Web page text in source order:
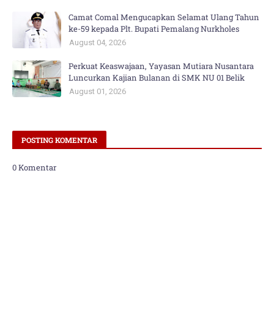
Camat Comal Mengucapkan Selamat Ulang Tahun
ke-59 kepada Plt. Bupati Pemalang Nurkholes
August 04, 2026
Perkuat Keaswajaan, Yayasan Mutiara Nusantara
Luncurkan Kajian Bulanan di SMK NU 01 Belik
August 01, 2026
POSTING KOMENTAR
0 Komentar